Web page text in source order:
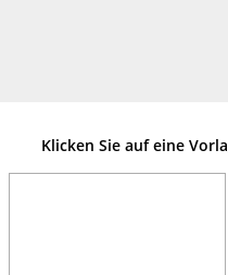
Klicken Sie auf eine